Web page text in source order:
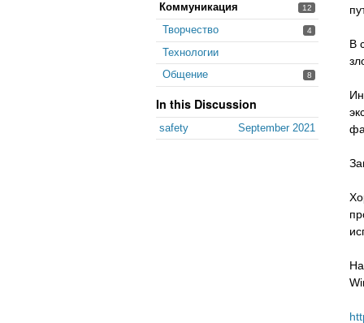
12
Коммуникация
4
Творчество
Технологии
8
Общение
In this Discussion
September 2021
safety
В